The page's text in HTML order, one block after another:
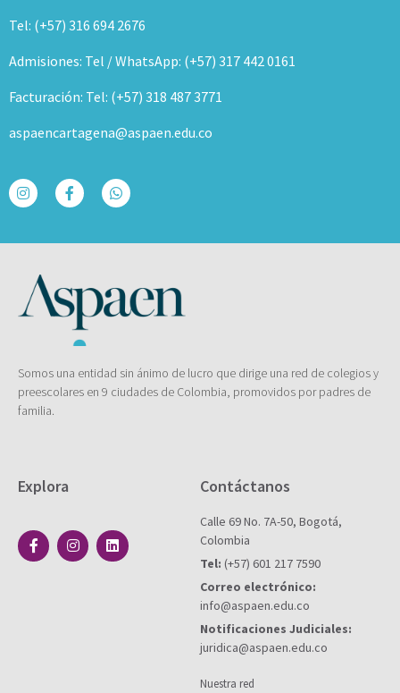
Tel: (+57) 316 694 2676
Admisiones: Tel / WhatsApp: (+57) 317 442 0161
Facturación: Tel: (+57) 318 487 3771
aspaencartagena@aspaen.edu.co
Somos una entidad sin ánimo de lucro que dirige una red de colegios y
preescolares en 9 ciudades de Colombia, promovidos por padres de
familia.
Explora Contáctanos
Calle 69 No. 7A-50, Bogotá,
Colombia
Tel: (+57) 601 217 7590
Correo electrónico:
info@aspaen.edu.co
Notificaciones Judiciales:
juridica@aspaen.edu.co
Nuestra red